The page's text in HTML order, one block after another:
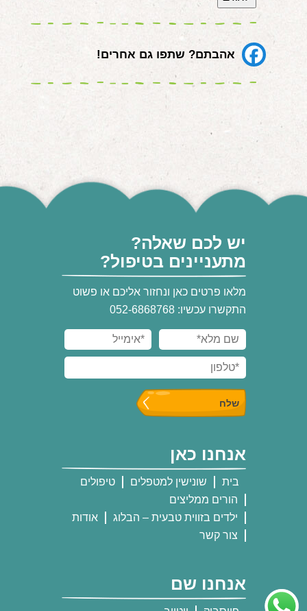
אהבתם? שתפו גם אחרים!
יש לכם שאלה?
מתעניינים בטיפול?
מלאו פרטים כאן ונחזור אליכם או פשוט
התקשרו עכשיו: 052-6868768
אנחנו כאן
בית שונישין למטפלים
טיפולים
הורים ממליצים
ילדים בזווית טבעית – הבלוג
אודות
צור קשר
אנחנו שם